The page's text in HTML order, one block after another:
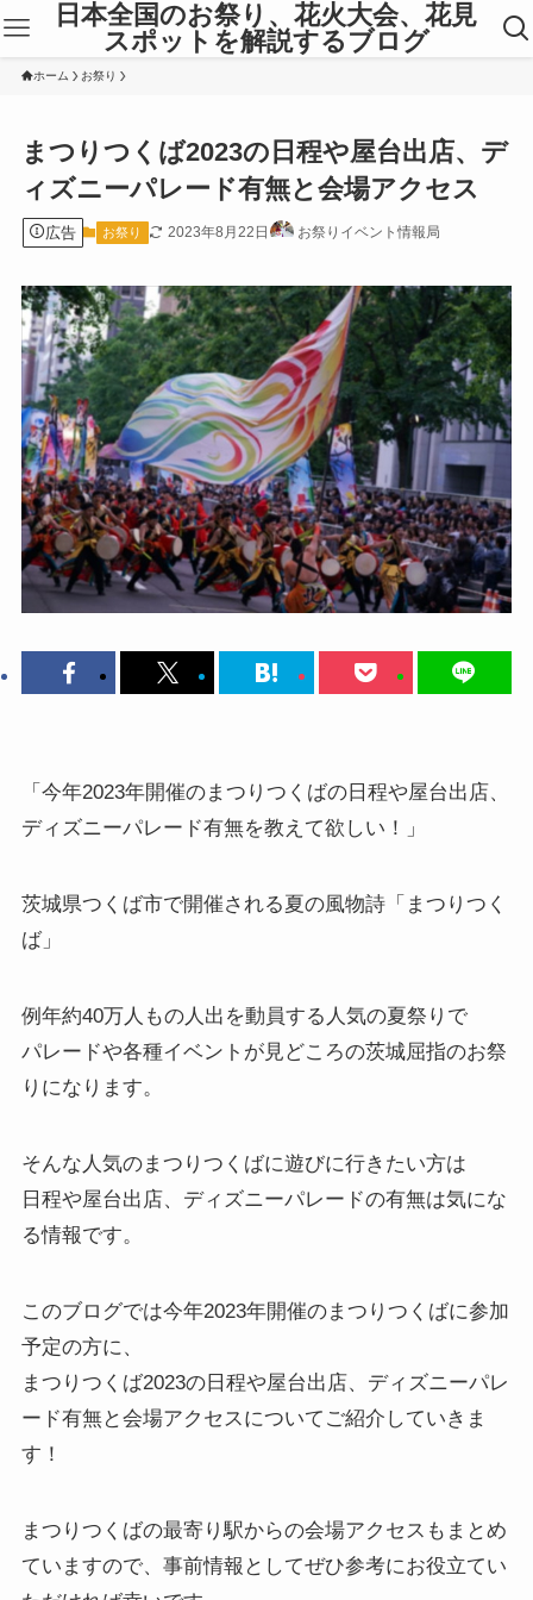
日本全国のお祭り、花火大会、花見
スポットを解説するブログ
ホーム お祭り
まつりつくば2023の日程や屋台出店、デ
ィズニーパレード有無と会場アクセス
広告 お祭り 2023年8月22日 お祭りイベント情報局
「今年2023年開催のまつりつくばの日程や屋台出店、
ディズニーパレード有無を教えて欲しい！」
茨城県つくば市で開催される夏の風物詩「まつりつく
ば」
例年約40万人もの人出を動員する人気の夏祭りで
パレードや各種イベントが見どころの茨城屈指のお祭
りになります。
そんな人気のまつりつくばに遊びに行きたい方は
日程や屋台出店、ディズニーパレードの有無は気にな
る情報です。
このブログでは今年2023年開催のまつりつくばに参加
予定の方に、
まつりつくば2023の日程や屋台出店、ディズニーパレ
ード有無と会場アクセスについてご紹介していきま
す！
まつりつくばの最寄り駅からの会場アクセスもまとめ
ていますので、事前情報としてぜひ参考にお役立てい